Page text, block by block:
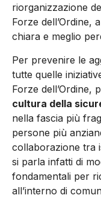
riorganizzazione
Forze dell’Ordine,
chiara e meglio
Per prevenire le
tutte quelle
Forze dell’Ordine,
cultura della
nella fascia più
persone più
collaborazione tra
si parla infatti di
fondamentali per
all’interno di